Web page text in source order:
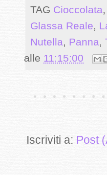
TAG Cioccolata,
Glassa Reale,
Nutella, Panna,
alle 11:15:00
Iscriviti a: Post